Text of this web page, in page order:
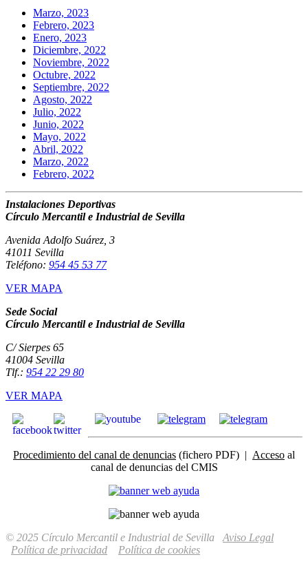
Marzo, 2023
Febrero, 2023
Enero, 2023
Diciembre, 2022
Noviembre, 2022
Octubre, 2022
Septiembre, 2022
Agosto, 2022
Julio, 2022
Junio, 2022
Mayo, 2022
Abril, 2022
Marzo, 2022
Febrero, 2022
Instalaciones Deportivas
Círculo Mercantil e Industrial de Sevilla
Avenida Adolfo Suárez, 3
41011 Sevilla
Teléfono: 954 45 53 77
VER MAPA
Sede Social
Círculo Mercantil e Industrial de Sevilla
C/ Sierpes 65
41004 Sevilla
Tlf.: 954 22 29 80
VER MAPA
Procedimiento del canal de denuncias (fichero PDF) | Acceso al
canal de denuncias del CMIS
© 2025 Círculo Mercantil e Industrial de Sevilla Aviso Legal
Política de privacidad
Política de cookies